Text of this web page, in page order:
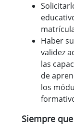
Haber
validez
las
de
los
Siempre